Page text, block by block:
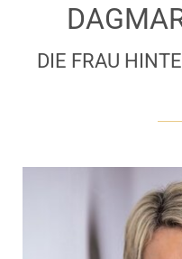
DIE FRAU